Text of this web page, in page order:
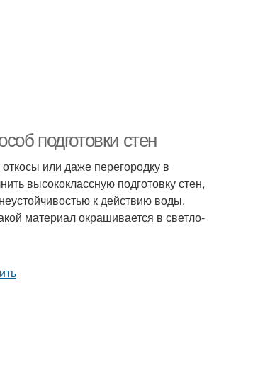
подготовки стен
или даже перегородку в
высококлассную подготовку стен,
к действию воды.
материал окрашивается в светло-